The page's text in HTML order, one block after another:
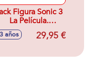
Figura Sonic 3
La Película.
Especial de
13 cm +
3 años 29,95 €